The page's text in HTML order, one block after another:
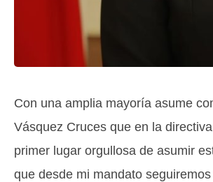
Con una amplia mayoría asume
Vásquez Cruces que en la
primer lugar orgullosa de asumir
que desde mi mandato